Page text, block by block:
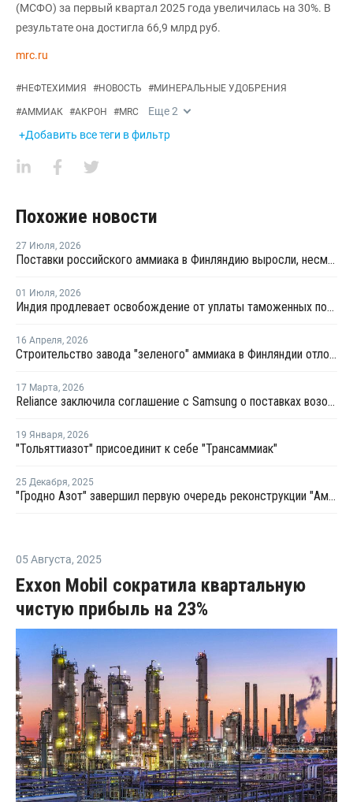
(МСФО) за первый квартал 2025 года увеличилась на 30%. В
результате она достигла 66,9 млрд руб.
mrc.ru
#НЕФТЕХИМИЯ #НОВОСТЬ #МИНЕРАЛЬНЫЕ УДОБРЕНИЯ
#АММИАК #АКРОН #MRC Еще2
+Добавить все теги в фильтр
Похожие новости
27 Июля, 2026
Поставки российского аммиака в Финляндию выросли, несмотря на санкции
01 Июля, 2026
Индия продлевает освобождение от уплаты таможенных пошлин на импорт нефтехимии на фоне конфликта на Ближнем Востоке
16 Апреля, 2026
Строительство завода "зеленого" аммиака в Финляндии отложено до 2030 года
17 Марта, 2026
Reliance заключила соглашение с Samsung о поставках возобновляемого аммиака на сумму USD3 млрд
19 Января, 2026
"Тольяттиазот" присоединит к себе "Трансаммиак"
25 Декабря, 2025
"Гродно Азот" завершил первую очередь реконструкции "Аммиака 4" по технологии ГИАП
05 Августа, 2025
Exxon Mobil сократила квартальную
чистую прибыль на 23%